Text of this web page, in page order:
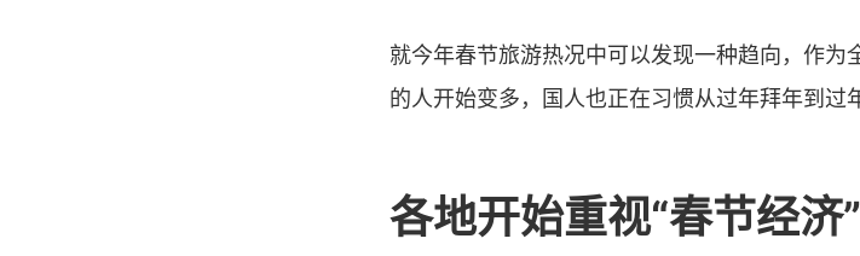
就今年春节旅游热况中可以发现一种趋向，作
的人开始变多，国人也正在习惯从过年拜年到过
各地开始重视“春节经济”